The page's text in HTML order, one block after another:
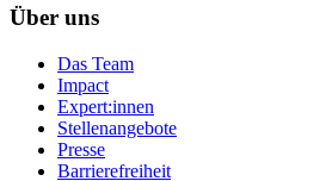
Über uns
Das Team
Impact
Expert:innen
Stellenangebote
Presse
Barrierefreiheit